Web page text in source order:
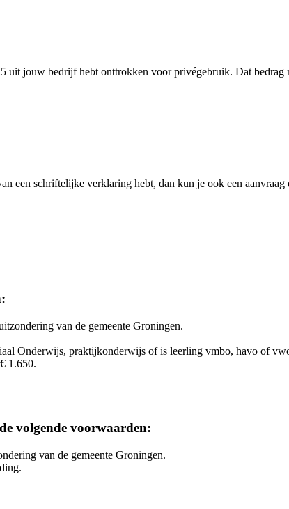
jouw bedrijf hebt onttrokken voor privégebruik. Dat bedrag
een schriftelijke verklaring hebt, dan kun je ook een aanvraag
van de gemeente Groningen.
Onderwijs, praktijkonderwijs of is leerling vmbo, havo of
1.650.
volgende voorwaarden:
van de gemeente Groningen.